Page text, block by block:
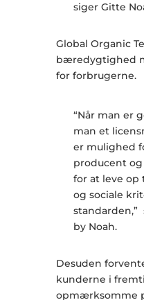
siger Gitte
Global Organic
bæredygtighed
for forbrugerne.
“Når man er
man et
er mulighed
producent
for at leve
og sociale
standarden,”
by Noah.
Desuden
kunderne i
opmærksomme